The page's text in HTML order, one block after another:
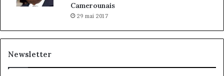
Camerounais
29 mai 2017
Newsletter